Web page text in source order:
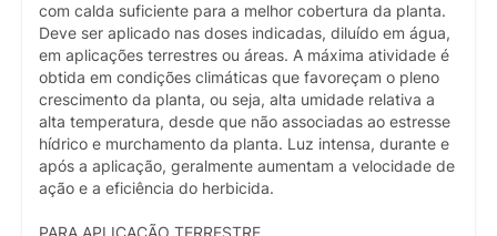
com calda suficiente para a melhor cobertura da planta.
Deve ser aplicado nas doses indicadas, diluído em água,
em aplicações terrestres ou áreas. A máxima atividade é
obtida em condições climáticas que favoreçam o pleno
crescimento da planta, ou seja, alta umidade relativa a
alta temperatura, desde que não associadas ao estresse
hídrico e murchamento da planta. Luz intensa, durante e
após a aplicação, geralmente aumentam a velocidade de
ação e a eficiência do herbicida.